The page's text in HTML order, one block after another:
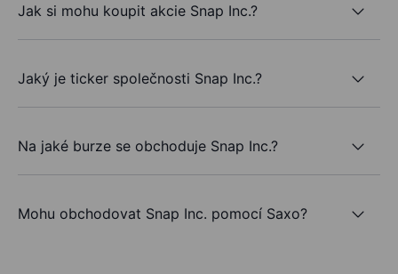
Jak si mohu koupit akcie Snap Inc.?
Jaký je ticker společnosti Snap Inc.?
Na jaké burze se obchoduje Snap Inc.?
Mohu obchodovat Snap Inc. pomocí Saxo?